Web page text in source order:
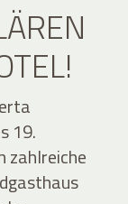
19.
zahlreiche